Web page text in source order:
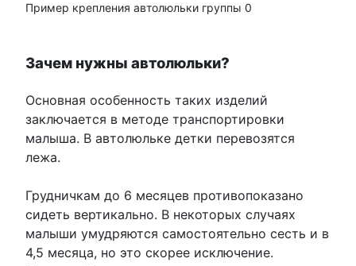
Пример крепления автолюльки группы 0
Зачем нужны автолюльки?
Основная особенность таких изделий
заключается в методе транспортировки
малыша. В автолюльке детки перевозятся
лежа.
Грудничкам до 6 месяцев противопоказано
сидеть вертикально. В некоторых случаях
малыши умудряются самостоятельно сесть и в
4,5 месяца, но это скорее исключение.